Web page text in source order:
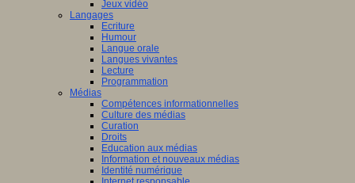
Jeux vidéo
Langages
Ecriture
Humour
Langue orale
Langues vivantes
Lecture
Programmation
Médias
Compétences informationnelles
Culture des médias
Curation
Droits
Education aux médias
Information et nouveaux médias
Identité numérique